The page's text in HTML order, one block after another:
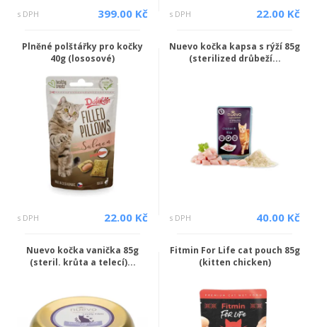
s DPH 399.00 Kč s DPH 22.00 Kč
Plněné polštářky pro kočky
40g (lososové)
s DPH 22.00 Kč
Nuevo kočka kapsa s rýží 85g
(sterilized drůbeží...
s DPH 40.00 Kč
Nuevo kočka vanička 85g
(steril. krůta a telecí)...
Fitmin For Life cat pouch 85g
(kitten chicken)